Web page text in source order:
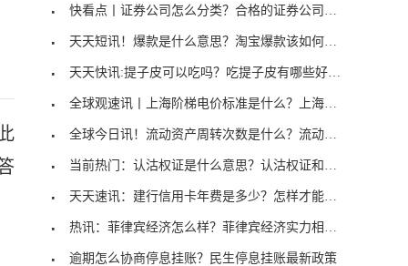
快看点丨证券公司怎么分类？合格的证券公司需要具备
天天短讯！爆款是什么意思？淘宝爆款该如何打造？
天天快讯:提子皮可以吃吗？吃提子皮有哪些好处？
全球观速讯丨上海阶梯电价标准是什么？上海阶梯电价
全球今日讯！流动资产周转次数是什么？流动资产周转
当前热门：认沽权证是什么意思？认沽权证和认售权证
天天速讯：建行信用卡年费是多少？怎样才能免年费？
热讯：菲律宾经济怎么样？菲律宾经济实力相当于我国
逾期怎么协商停息挂账？民生停息挂账最新政策